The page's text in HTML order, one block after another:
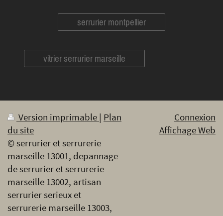
serrurier montpellier
vitrier serrurier marseille
Version imprimable | Plan
du site
© serrurier et serrurerie
marseille 13001, depannage
de serrurier et serrurerie
marseille 13002, artisan
serrurier serieux et
serrurerie marseille 13003,
Connexion
Affichage Web